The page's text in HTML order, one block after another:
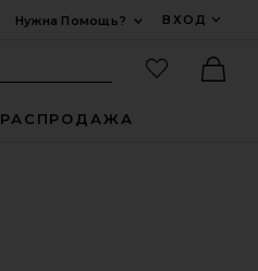
Нужна Помощь?
ВХОД
Поиск: Site
РАСПРОДАЖА